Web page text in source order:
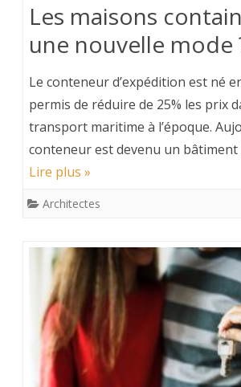
Les maisons
une nouvelle mode
Le conteneur d’expédition est né
permis de réduire de 25% les prix
transport maritime à l’époque.
conteneur est devenu un
Lire plus »
Architectes